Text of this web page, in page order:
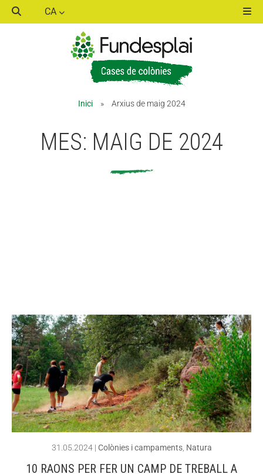
CA
Inici » Arxius de maig 2024
MES: MAIG DE 2024
31.05.2024| Colònies i campaments, Natura
10 RAONS PER FER UN CAMP DE TREBALL A
ACTIVITATS D'ESTIU
ALBERG CENTRE ESPLAI
ACCIÓ SOCIAL I JOVES
ESPLAIS
SUPORT TERCER SECTOR
ACTIVITATS D'ESTIU
ALBERG CENTRE ESPLAI
ACCIÓ SOCIAL I JOVES
ESPLAIS
SUPORT TERCER SECTOR